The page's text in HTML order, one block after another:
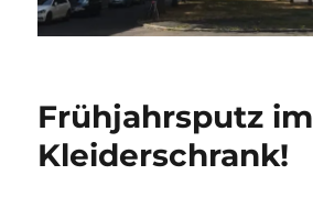
Frühjahrsputz im
Kleiderschrank!